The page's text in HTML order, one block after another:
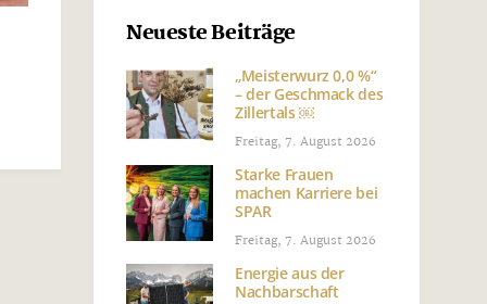
Neueste Beiträge
„Meisterwurz 0,0 %“
– der Geschmack des
Zillertals ￼
Freitag, 7. August 2026
Starke Frauen
machen Karriere bei
SPAR
Freitag, 7. August 2026
Energie aus der
Nachbarschaft